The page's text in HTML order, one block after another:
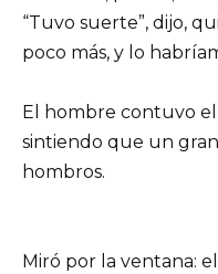
“Tuvo suerte”, dijo,
poco más, y lo
El hombre contuvo el
sintiendo que un
hombros.
Miró por la ventana: